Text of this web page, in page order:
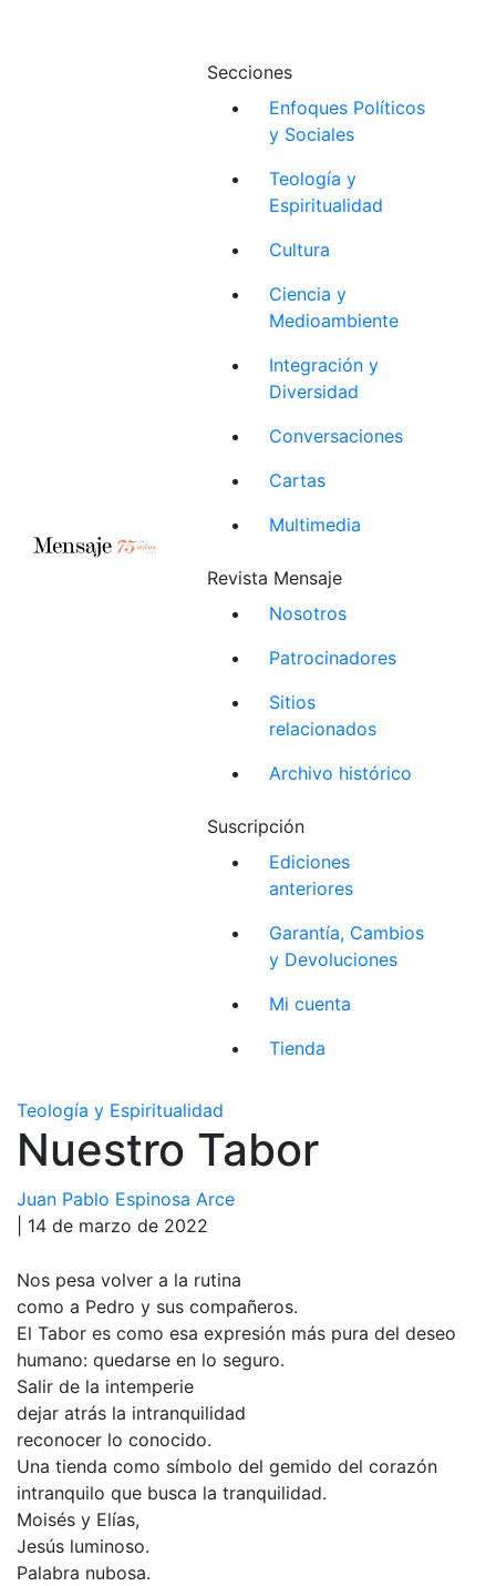
Secciones
Enfoques Políticos
y Sociales
Teología y
Espiritualidad
Cultura
Ciencia y
Medioambiente
Integración y
Diversidad
Conversaciones
Cartas
Multimedia
Revista Mensaje
Nosotros
Patrocinadores
Sitios
relacionados
Archivo histórico
Suscripción
Ediciones
anteriores
Garantía, Cambios
y Devoluciones
Mi cuenta
Tienda
Teología y Espiritualidad
Nuestro Tabor
Juan Pablo Espinosa Arce
| 14 de marzo de 2022
Nos pesa volver a la rutina
como a Pedro y sus compañeros.
El Tabor es como esa expresión más pura del deseo
humano: quedarse en lo seguro.
Salir de la intemperie
dejar atrás la intranquilidad
reconocer lo conocido.
Una tienda como símbolo del gemido del corazón
intranquilo que busca la tranquilidad.
Moisés y Elías,
Jesús luminoso.
Palabra nubosa.